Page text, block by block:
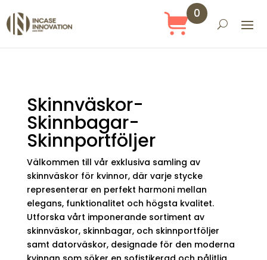
0
Objekt
Skinnväskor-
Skinnbagar-
Skinnportföljer
Välkommen till vår exklusiva samling av
skinnväskor för kvinnor, där varje stycke
representerar en perfekt harmoni mellan
elegans, funktionalitet och högsta kvalitet.
Utforska vårt imponerande sortiment av
skinnväskor, skinnbagar, och skinnportföljer
samt datorväskor, designade för den moderna